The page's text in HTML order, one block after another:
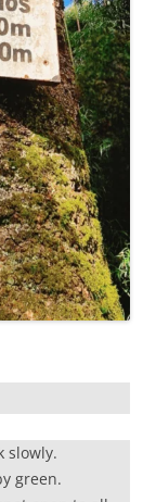
slowly.
green.